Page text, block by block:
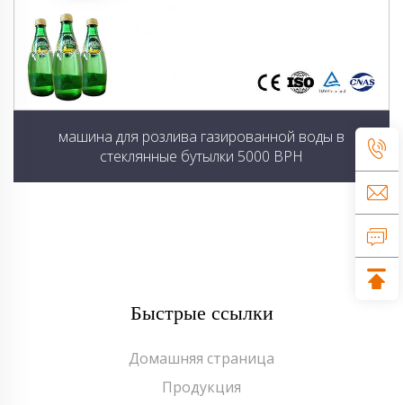
машина для розлива газированной воды в
стеклянные бутылки 5000 BPH
Быстрые ссылки
Домашняя страница
Продукция